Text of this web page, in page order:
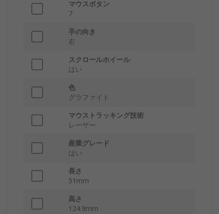
マウスボタン
7
手の向き
右
スクロールホイール
はい
色
グラファイト
マウストラッキング技術
レーザー
産業グレード
はい
長さ
51mm
高さ
124.9mm